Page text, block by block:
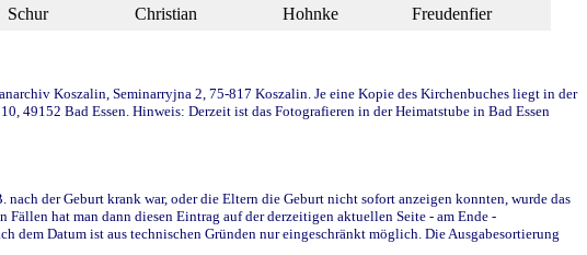
Schur Christian Hohnke Freudenfier
Koszalin, Seminarryjna 2, 75-817 Koszalin. Je eine Kopie des Kirchenbuches liegt in der
49152 Bad Essen. Hinweis: Derzeit ist das Fotografieren in der Heimatstube in Bad Essen
der Geburt krank war, oder die Eltern die Geburt nicht sofort anzeigen konnten, wurde das
hat man dann diesen Eintrag auf der derzeitigen aktuellen Seite - am Ende -
dem Datum ist aus technischen Gründen nur eingeschränkt möglich. Die Ausgabesortierung